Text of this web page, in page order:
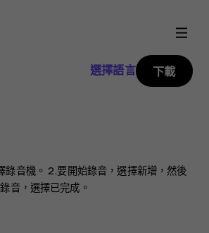
選擇語言 下載
錄音機。 2.要開始錄音，選擇新增，然後
音，選擇已完成 。